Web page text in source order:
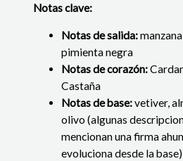
Notas clave:
Notas de salida:
pimienta negra
Notas de corazón:
Castaña
Notas de base:vetiver,
olivo (algunas
mencionan una firma
evoluciona desde la base)